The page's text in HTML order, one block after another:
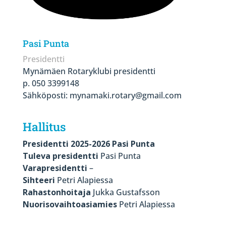
Pasi Punta
Presidentti
Mynämäen Rotaryklubi presidentti
p. 050 3399148
Sähköposti: mynamaki.rotary@gmail.com
Hallitus
Presidentti 2025-2026 Pasi Punta
Tuleva presidentti Pasi Punta
Varapresidentti –
Sihteeri Petri Alapiessa
Rahastonhoitaja Jukka Gustafsson
NuorisovaihtoasiamiesPetri Alapiessa